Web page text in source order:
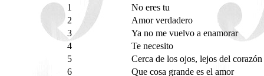
1
No eres tu
2
Amor verdadero
3
Ya no me vuelvo a enamorar
4
Te necesito
5
Cerca de los ojos, lejos del corazón
6
Que cosa grande es el amor